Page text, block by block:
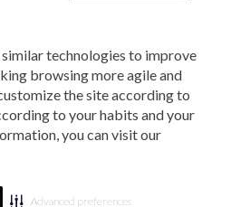
similar technologies to improve
browsing more agile and
the site according to
to your habits and your
you can visit our
Advanced preferences
os direitos reservados - A loja Estoque reserva-
informações como: preços, promoções e
feriados. Veste S.A Estilo. Rua Othão, 405, Vila